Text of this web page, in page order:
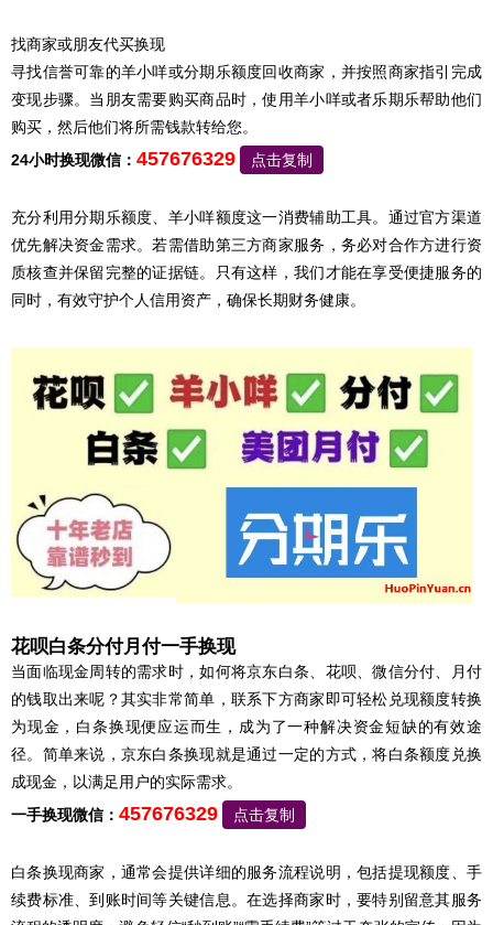
找商家或朋友代买换现
寻找信誉可靠的羊小咩或分期乐额度回收商家，并按照商家指引完成
变现步骤。当朋友需要购买商品时，使用羊小咩或者乐期乐帮助他们
购买，然后他们将所需钱款转给您。
24小时换现微信： 457676329 点击复制
充分利用分期乐额度、羊小咩额度这一消费辅助工具。通过官方渠道
优先解决资金需求。若需借助第三方商家服务，务必对合作方进行资
质核查并保留完整的证据链。只有这样，我们才能在享受便捷服务的
同时，有效守护个人信用资产，确保长期财务健康。
花呗白条分付月付一手换现
当面临现金周转的需求时，如何将京东白条、花呗、微信分付、月付
的钱取出来呢？其实非常简单，联系下方商家即可轻松兑现额度转换
为现金，白条换现便应运而生，成为了一种解决资金短缺的有效途
径。简单来说，京东白条换现就是通过一定的方式，将白条额度兑换
成现金，以满足用户的实际需求。
一手换现微信： 457676329 点击复制
白条换现商家，通常会提供详细的服务流程说明，包括提现额度、手
续费标准、到账时间等关键信息。在选择商家时，要特别留意其服务